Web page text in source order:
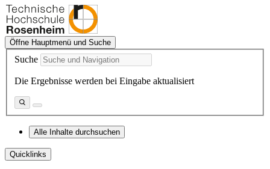
Öffne Hauptmenü und Suche
Suche
Die Ergebnisse werden bei Eingabe aktualisiert
Alle Inhalte durchsuchen
Quicklinks